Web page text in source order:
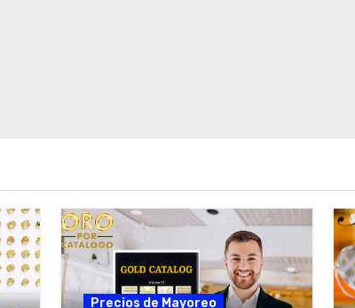
Precios de Mayoreo